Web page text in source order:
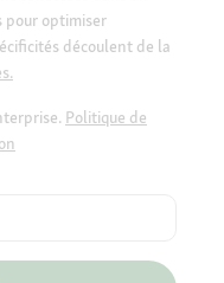
pour optimiser
découlent de la
Politique de